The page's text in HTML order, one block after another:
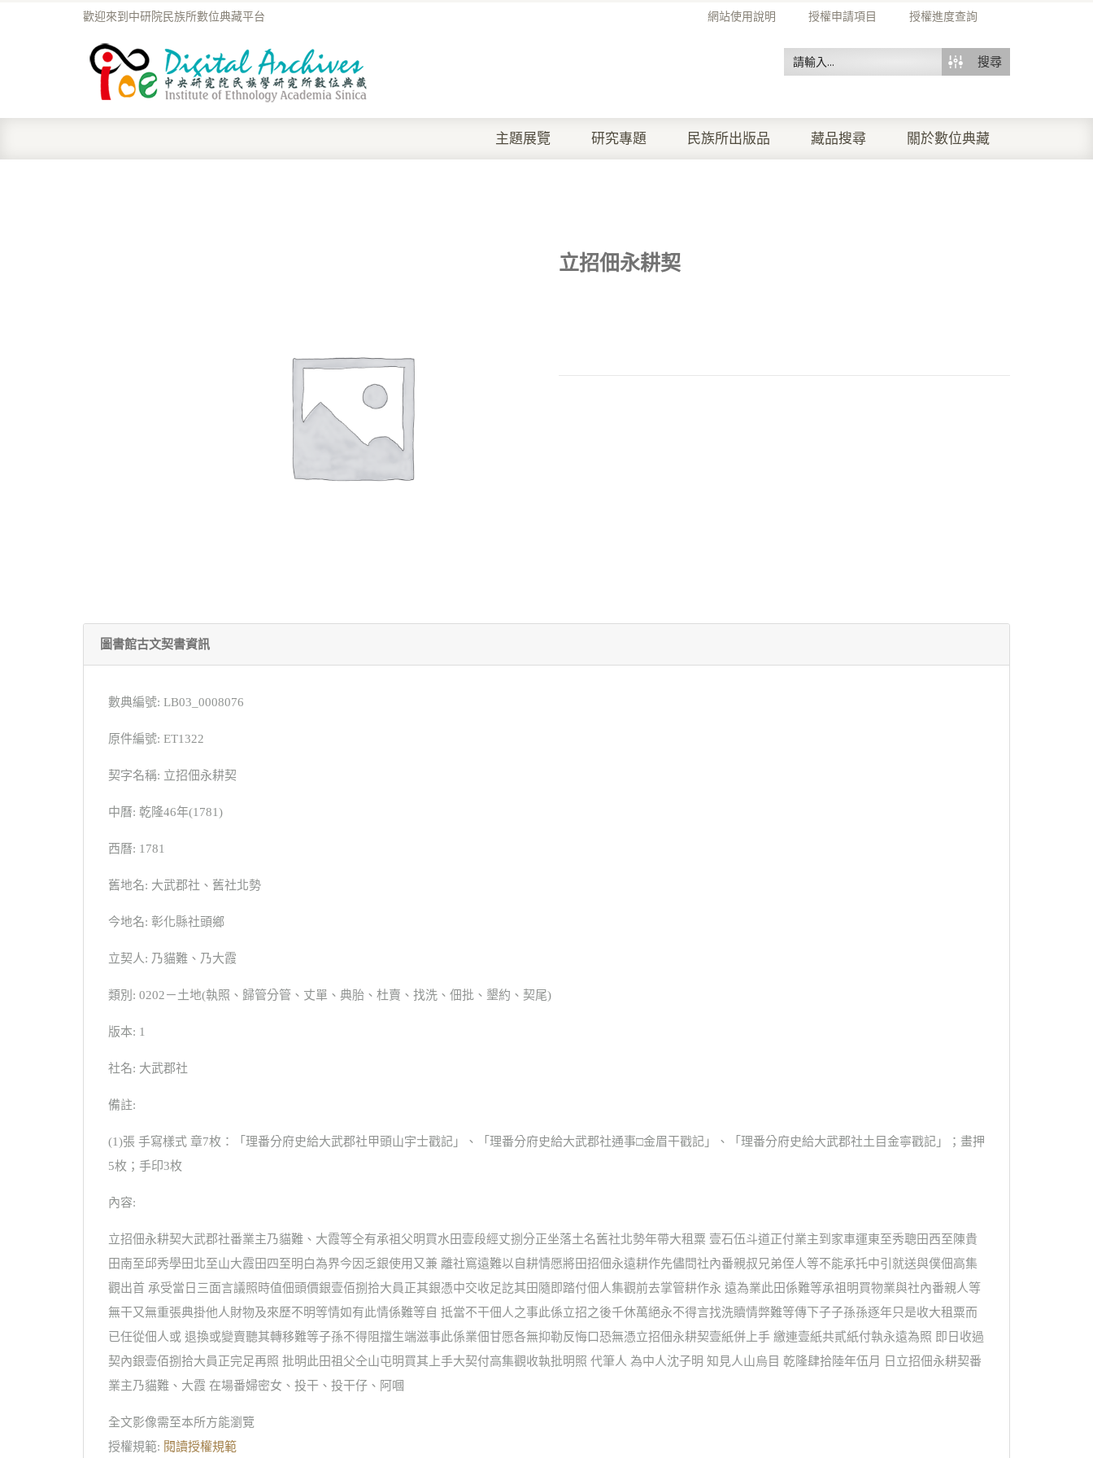
網站使用說明 授權申請項目 授權進度查詢
歡迎來到中研院民族所數位典藏平台
搜尋
主題展覽 研究專題 民族所出版品 藏品搜尋 關於數位典藏
立招佃永耕契
圖書館古文契書資訊
數典編號: LB03_0008076
原件編號: ET1322
契字名稱: 立招佃永耕契
中曆: 乾隆46年(1781)
西曆: 1781
舊地名: 大武郡社、舊社北勢
今地名: 彰化縣社頭鄉
立契人: 乃貓難、乃大霞
類別: 0202－土地(執照、歸管分管、丈單、典胎、杜賣、找洗、佃批、墾約、契尾)
版本: 1
社名: 大武郡社
備註:
(1)張 手寫樣式 章7枚：「理番分府史給大武郡社甲頭山宇士戳記」、「理番分府史給大武郡社通事□金眉干戳記」、「理番分府史給大武郡社土目金寧戳記」；畫押
5枚；手印3枚
內容:
立招佃永耕契大武郡社番業主乃貓難、大霞等仝有承祖父明買水田壹段經丈捌分正坐落土名舊社北勢年帶大租粟 壹石伍斗道正付業主到家車運東至秀聰田西至陳貴
田南至邱秀學田北至山大霞田四至明白為界今因乏銀使用又兼 離社窵遠難以自耕情愿將田招佃永遠耕作先儘問社內番親叔兄弟侄人等不能承托中引就送與僕佃高集
觀出首 承受當日三面言議照時值佃頭價銀壹佰捌拾大員正其銀憑中交收足訖其田隨即踏付佃人集觀前去掌管耕作永 遠為業此田係難等承祖明買物業與社內番親人等
無干又無重張典掛他人財物及來歷不明等情如有此情係難等自 抵當不干佃人之事此係立招之後千休萬絕永不得言找洗贖情弊難等傳下子子孫孫逐年只是收大租粟而
已任從佃人或 退換或變賣聽其轉移難等子孫不得阻擋生端滋事此係業佃甘愿各無抑勒反悔口恐無憑立招佃永耕契壹紙併上手 繳連壹紙共貳紙付執永遠為照 即日收過
契內銀壹佰捌拾大員正完足再照 批明此田祖父仝山屯明買其上手大契付高集觀收執批明照 代筆人 為中人沈子明 知見人山烏目 乾隆肆拾陸年伍月 日立招佃永耕契番
業主乃貓難、大霞 在場番婦密女、投干、投干仔、阿嘓
全文影像需至本所方能瀏覽
授權規範: 閱讀授權規範